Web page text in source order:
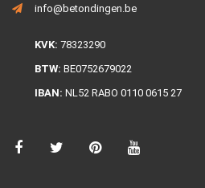
info@betondingen.be
KVK: 78323290
BTW: BE0752679022
IBAN: NL52 RABO 0110 0615 27